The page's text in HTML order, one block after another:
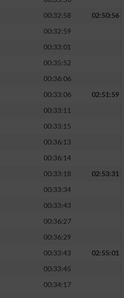
00:32:58
02:50:56
00:32:59
00:33:01
00:35:52
00:36:06
00:33:06
02:51:59
00:33:11
00:33:15
00:36:13
00:36:14
00:33:18
02:53:31
00:33:34
00:33:43
00:36:27
00:36:29
00:33:43
02:55:01
00:33:45
00:34:17